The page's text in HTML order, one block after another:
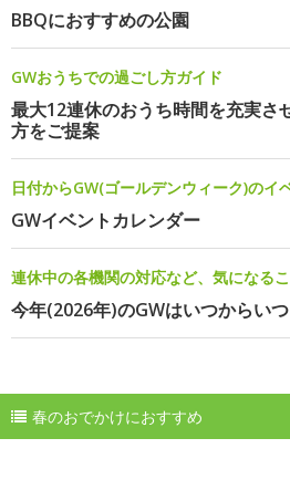
BBQにおすすめの公園
GWおうちでの過ごし方ガイド
最大12連休のおうち時間を充実さ
方をご提案
日付からGW(ゴールデンウィーク)のイ
GWイベントカレンダー
連休中の各機関の対応など、気になる
今年(2026年)のGWはいつからい
春のおでかけにおすすめ